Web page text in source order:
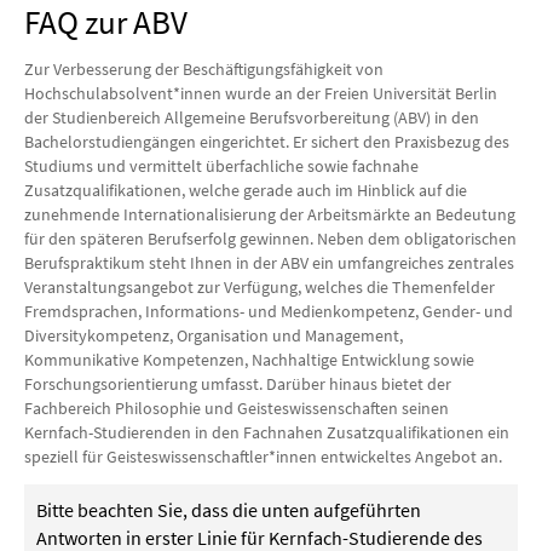
FAQ zur ABV
Zur Verbesserung der Beschäftigungsfähigkeit von
Hochschulabsolvent*innen wurde an der Freien Universität Berlin
der Studienbereich Allgemeine Berufsvorbereitung (ABV) in den
Bachelorstudiengängen eingerichtet. Er sichert den Praxisbezug des
Studiums und vermittelt überfachliche sowie fachnahe
Zusatzqualifikationen, welche gerade auch im Hinblick auf die
zunehmende Internationalisierung der Arbeitsmärkte an Bedeutung
für den späteren Berufserfolg gewinnen. Neben dem obligatorischen
Berufspraktikum steht Ihnen in der ABV ein umfangreiches zentrales
Veranstaltungsangebot zur Verfügung, welches die Themenfelder
Fremdsprachen, Informations- und Medienkompetenz, Gender- und
Diversitykompetenz, Organisation und Management,
Kommunikative Kompetenzen, Nachhaltige Entwicklung sowie
Forschungsorientierung umfasst. Darüber hinaus bietet der
Fachbereich Philosophie und Geisteswissenschaften seinen
Kernfach-Studierenden in den Fachnahen Zusatzqualifikationen ein
speziell für Geisteswissenschaftler*innen entwickeltes Angebot an.
Bitte beachten Sie, dass die unten aufgeführten
Antworten in erster Linie für Kernfach-Studierende des